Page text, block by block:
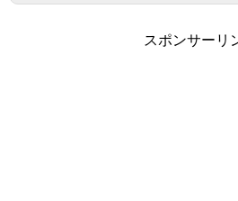
スポンサーリ